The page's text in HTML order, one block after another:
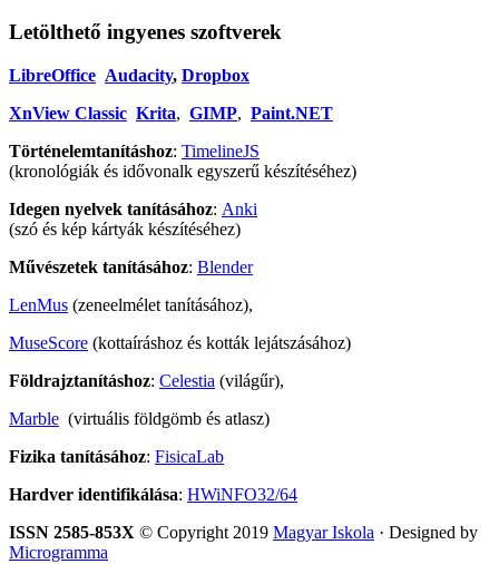
Letölthető ingyenes szoftverek
LibreOffice Audacity, Dropbox
XnView Classic Krita, GIMP, Paint.NET
Történelemtanításhoz: TimelineJS
(kronológiák és idővonalk egyszerű készítéséhez)
Idegen nyelvek tanításához: Anki
(szó és kép kártyák készítéséhez)
Művészetek tanításához: Blender
LenMus (zeneelmélet tanításához),
MuseScore (kottaíráshoz és kották lejátszásához)
Földrajztanításhoz: Celestia (világűr),
Marble (virtuális földgömb és atlasz)
Fizika tanításához: FisicaLab
Hardver identifikálása: HWiNFO32/64
ISSN 2585-853X © Copyright 2019 Magyar Iskola · Designed by
Microgramma